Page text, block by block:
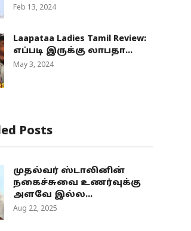
Feb 13, 2024
Laapataa Ladies Tamil Review:
எப்படி இருக்கு லாபதா...
May 3, 2024
Posts
முதல்வர் ஸ்டாலினின்
நகைச்சுவை உணர்வுக்கு
அளவே இல்ல...
Aug 22, 2025